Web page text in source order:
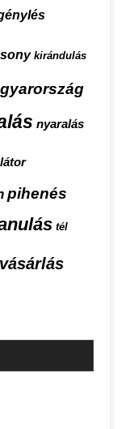
kirándulás
nyaralás
pihenés
tél
vásárlás